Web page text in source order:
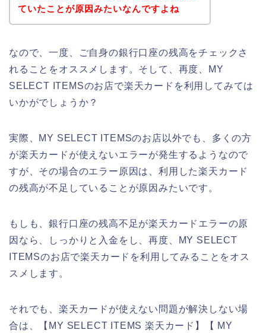
ていたことが原因みたいなんですよね
なので、一度、ご自身の銀行口座の残高をチェックさ
れることをオススメします。そして、再度、MY
SELECT ITEMSのお店で楽天カードを利用してみては
いかがでしょうか？
実際、MY SELECT ITEMSのお店以外でも、多くの方
が楽天カードが使えないエラーが発生するようなので
すが、その場合のエラー原因は、利用した楽天カード
の残高が不足していることが原因みたいです。
もしも、銀行口座の残高不足が楽天カードエラーの原
因なら、しっかりと入金をし、再度、MY SELECT
ITEMSのお店で楽天カードを利用してみることをオス
スメします。
それでも、楽天カードが使えない問題が解決しない場
合は、【MY SELECT ITEMS 楽天カード】【 MY